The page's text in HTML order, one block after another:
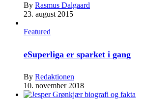
By Rasmus Dalgaard
23. august 2015
Featured
eSuperliga er sparket i gang
By Redaktionen
10. november 2018